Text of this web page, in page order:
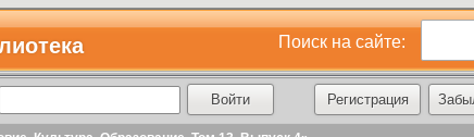
Поиск на сайте:
Регистрация